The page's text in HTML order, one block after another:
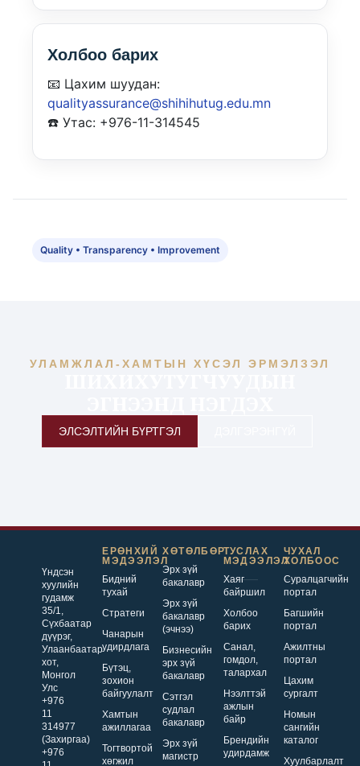
Холбоо барих
📧 Цахим шуудан:
qualityassurance@shihihutug.edu.mn
☎️ Утас: +976-11-314545
Quality • Transparency • Improvement
УЛАМЖЛАЛ-ХАМТЫН ХҮСЭЛ ЭРМЭЛЗЭЛ
ЭЛСЭЛТИЙН БҮРТГЭЛ
Үндсэн
хуулийн
гудамж
35/1,
Сүхбаатар
дүүрэг,
Улаанбаатар
хот,
Монгол
Улс
+976
11
314977
(Захиргаа)
+976
ЕРӨНХИЙ
МЭДЭЭЛЭЛ
Бидний
тухай
Стратеги
Чанарын
удирдлага
Бүтэц,
зохион
байгуулалт
Хамтын
ажиллагаа
Тогтвортой
хөгжил
ХӨТӨЛБӨР
Эрх зүй
бакалавр
Эрх зүй
бакалавр
(эчнээ)
Бизнесийн
эрх зүй
бакалавр
Сэтгэл
судлал
бакалавр
Эрх зүй
магистр
ТУСЛАХ
МЭДЭЭЛЭЛ
Хаяг
байршил
Холбоо
барих
Санал,
гомдол,
талархал
Нээлттэй
ажлын
байр
Брендийн
удирдамж
ЧУХАЛ
ХОЛБООС
Суралцагчийн
портал
Багшийн
портал
Ажилтны
портал
Цахим
сургалт
Номын
сангийн
каталог
Хуулбарлалт